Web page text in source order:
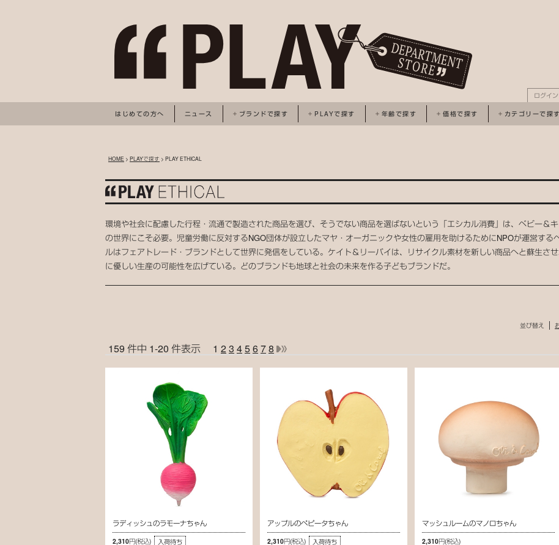
ログイン
はじめての方へ ニュース ブランドで探す PLAYで探す 年齢で探す 価格で探す カテゴリーで探す
HOME > PLAYで探す > PLAY ETHICAL
環境や社会に配慮した行程・流通で製造された商品を選び、そうでない商品を選ばないという「エシカル消費」は、ベビー＆
の世界にこそ必要。児童労働に反対するNGO団体が設立したマヤ・オーガニックや女性の雇用を助けるためにNPOが運営する
ルはフェアトレード・ブランドとして世界に発信をしている。ケイト＆リーバイは、リサイクル素材を新しい商品へと蘇生さ
に優しい生産の可能性を広げている。どのブランドも地球と社会の未来を作る子どもブランドだ。
並び替え
159 件中 1-20 件表示 1 2 3 45678
ラディッシュのラモーナちゃん
2,310円(税込) 入荷待ち
アップルのペピータちゃん
2,310円(税込) 入荷待ち
マッシュルームのマノロちゃん
2,310円(税込)